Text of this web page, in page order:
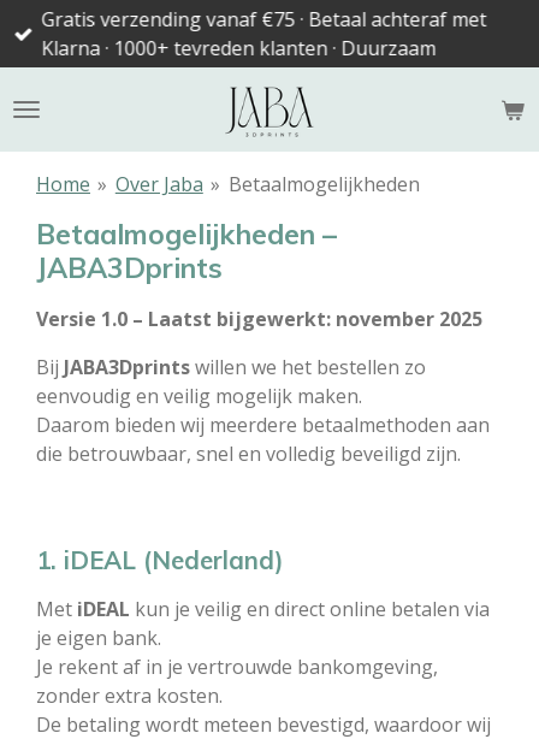
Ga
direct
de
Gratis verzending vanaf €75 · Betaal achteraf met
Klarna · 1000+ tevreden klanten · Duurzaam
Home » Over Jaba » Betaalmogelijkheden
Betaalmogelijkheden –
JABA3Dprints
Versie 1.0 – Laatst bijgewerkt: november 2025
Bij JABA3Dprintswillen we het bestellen zo
eenvoudig en veilig mogelijk maken.
Daarom bieden wij meerdere betaalmethoden aan
die betrouwbaar, snel en volledig beveiligd zijn.
1. iDEAL (Nederland)
Met iDEAL kun je veilig en direct online betalen via
je eigen bank.
Je rekent af in je vertrouwde bankomgeving,
zonder extra kosten.
De betaling wordt meteen bevestigd, waardoor wij